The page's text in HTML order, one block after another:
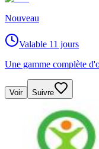
Nouveau
Valable 11 jours
Une gamme complète
Voir Suivre